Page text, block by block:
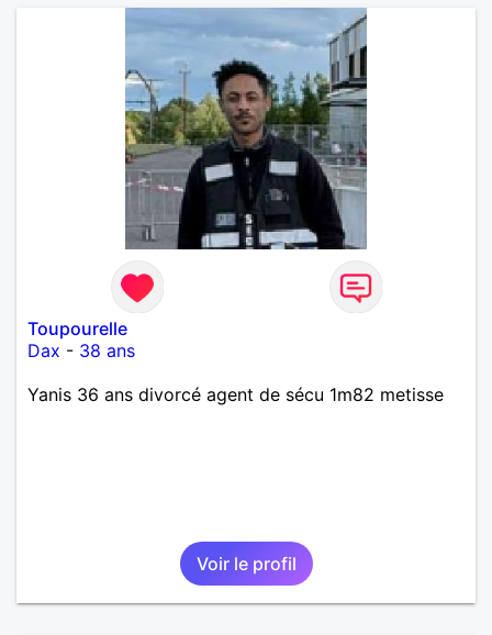
Toupourelle
Dax - 38 ans
Yanis 36 ans divorcé agent de sécu 1m82 metisse
Voir le profil